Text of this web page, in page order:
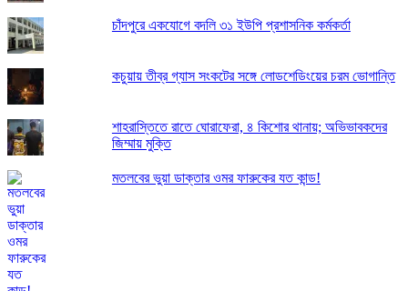
চাঁদপুরে একযোগে বদলি ৩১ ইউপি প্রশাসনিক কর্মকর্তা
কচুয়ায় তীব্র গ্যাস সংকটের সঙ্গে লোডশেডিংয়ের চরম ভোগান্তি
শাহরাস্তিতে রাতে ঘোরাফেরা, ৪ কিশোর থানায়; অভিভাবকদের
জিম্মায় মুক্তি
মতলবের ভুয়া ডাক্তার ওমর ফারুকের যত কান্ড!